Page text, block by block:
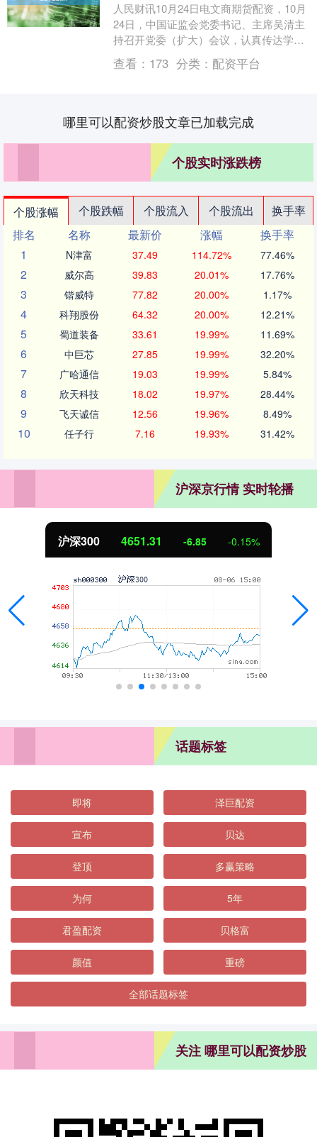
人民财讯10月24日电文商期货配资，10月
24日，中国证监会党委书记、主席吴清主
持召开党委（扩大）会议，认真传达学习
党的二十届四中全会精神，按照金融系统
学习贯彻....
查看： 173 分类： 配资平台
哪里可以配资炒股文章已加载完成
个股实时涨跌榜
个股涨幅 个股跌幅 个股流入 个股流出
换手率
排名
名称 最新价 涨幅
换手率
1
N津富 37.49 114.72% 77.46%
2 威尔高 39.83 20.01% 17.76%
3 锴威特 77.82 20.00% 1.17%
4 科翔股份 64.32 20.00% 12.21%
5 蜀道装备 33.61 19.99% 11.69%
6 中巨芯 27.85 19.99% 32.20%
7 广哈通信 19.03 19.99% 5.84%
8 欣天科技 18.02 19.97% 28.44%
9 飞天诚信 12.56 19.96% 8.49%
10 任子行 7.16 19.93% 31.42%
沪深京行情 实时轮播
沪深300 4651.31 -6.85 -0.15%
话题标签
即将 泽巨配资
宣布 贝达
登顶 多赢策略
为何 5年
君盈配资 贝格富
颜值 重磅
全部话题标签
关注 哪里可以配资炒股